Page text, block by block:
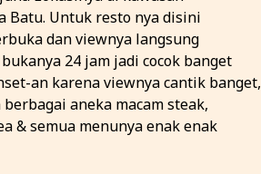
Batu. Untuk resto nya disini
dan viewnya langsung
24 jam jadi cocok banget
an karena viewnya cantik banget,
aneka macam steak,
& semua menunya enak enak